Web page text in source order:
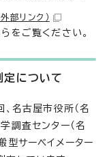
外部リンク）
をご覧ください。
定について
名古屋市役所（名
調査センター（名
型サーベイメーター